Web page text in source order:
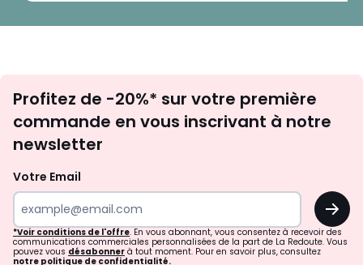
newsletter
Profitez de -20%* sur votre première
commande en vous inscrivant à notre
newsletter
Votre Email
OK
*Voir conditions de l'offre. En vous abonnant, vous consentez à recevoir des
communications commerciales personnalisées de la part de La Redoute. Vous
pouvez vous désabonner à tout moment. Pour en savoir plus, consultez
notre politique de confidentialité.